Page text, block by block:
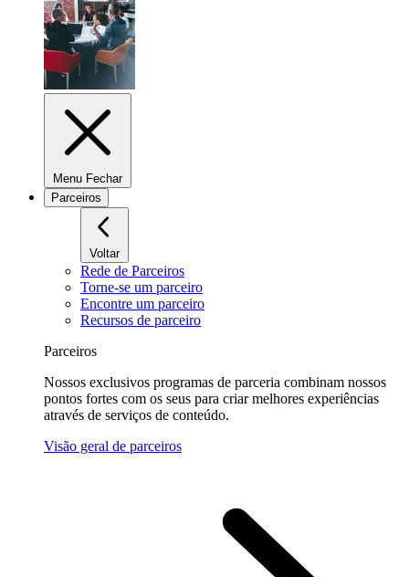
Menu Fechar
Parceiros
Voltar
Rede de Parceiros
Torne-se um parceiro
Encontre um parceiro
Recursos de parceiro
Parceiros
Nossos exclusivos programas de parceria combinam nossos
pontos fortes com os seus para criar melhores experiências
através de serviços de conteúdo.
Visão geral de parceiros